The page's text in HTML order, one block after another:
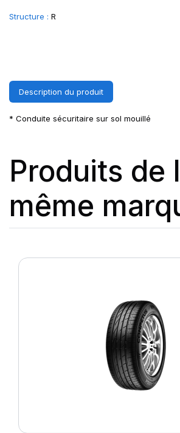
Structure : R
Description du produit
* Conduite sécuritaire sur sol mouillé
Produits de
même